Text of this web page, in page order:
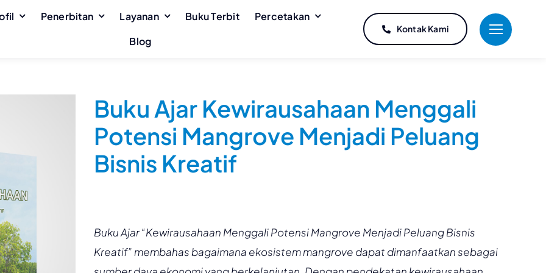
Penerbitan Layanan Buku Terbit
Percetakan
Blog
Kontak Kami
Buku Ajar Kewirausahaan Menggali
Potensi Mangrove Menjadi Peluang
Bisnis Kreatif
Buku Ajar “Kewirausahaan Menggali Potensi Mangrove Menjadi Peluang Bisnis
Kreatif” membahas bagaimana ekosistem mangrove dapat dimanfaatkan sebagai